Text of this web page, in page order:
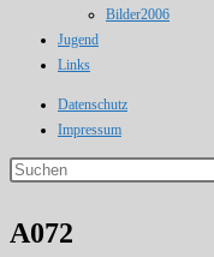
Bilder2006
Jugend
Links
Datenschutz
Impressum
Diese
Website
A072